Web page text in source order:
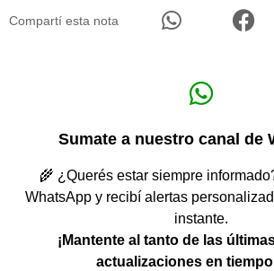
Compartí esta nota
Sumate a nuestro canal de
🌾 ¿Querés estar siempre
WhatsApp y recibí alertas
instante.
¡Mantente al tanto de las
actualizaciones en